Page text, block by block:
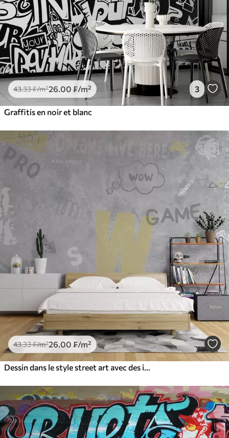
43.33₣/m²26 .00 ₣/m² 3
Graffitis en noir et blanc
43.33₣/m²26 .00 ₣/m²